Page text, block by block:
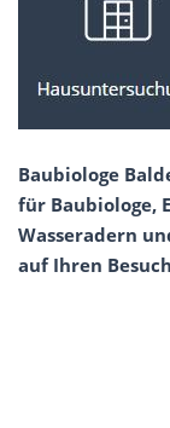
Baubiologe
für Baubiologe,
Wasseradern
auf Ihren